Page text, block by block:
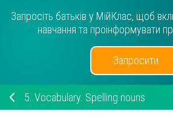
Запросіть батьків у МійКлас, щоб
навчання та проінформувати
Запросити
5. Vocabulary. Spelling nouns